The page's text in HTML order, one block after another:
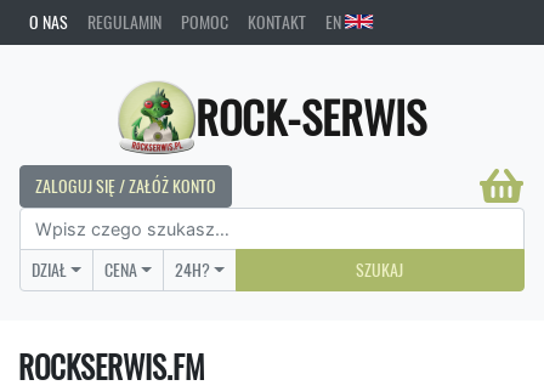
O NAS REGULAMIN POMOC KONTAKT EN
ROCK-SERWIS
ZALOGUJ SIĘ / ZAŁÓŻ KONTO
DZIAŁ CENA 24H? SZUKAJ
ROCKSERWIS.FM